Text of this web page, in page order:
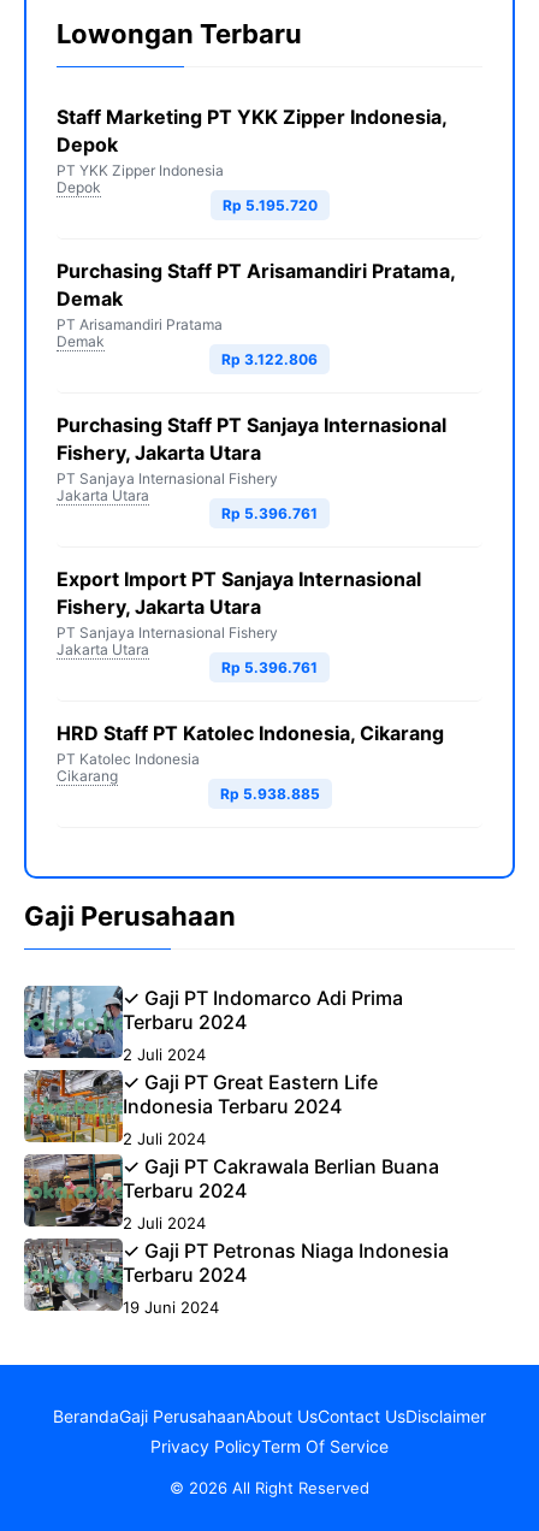
Lowongan Terbaru
Staff Marketing PT YKK Zipper Indonesia,
Depok
PT YKK Zipper Indonesia
Depok
Rp 5.195.720
Purchasing Staff PT Arisamandiri Pratama,
Demak
PT Arisamandiri Pratama
Demak
Rp 3.122.806
Purchasing Staff PT Sanjaya Internasional
Fishery, Jakarta Utara
PT Sanjaya Internasional Fishery
Jakarta Utara
Rp 5.396.761
Export Import PT Sanjaya Internasional
Fishery, Jakarta Utara
PT Sanjaya Internasional Fishery
Jakarta Utara
Rp 5.396.761
HRD Staff PT Katolec Indonesia, Cikarang
PT Katolec Indonesia
Cikarang
Rp 5.938.885
Gaji Perusahaan
✓ Gaji PT Indomarco Adi Prima
Terbaru 2024
2 Juli 2024
✓ Gaji PT Great Eastern Life
Indonesia Terbaru 2024
2 Juli 2024
✓ Gaji PT Cakrawala Berlian Buana
Terbaru 2024
2 Juli 2024
✓ Gaji PT Petronas Niaga Indonesia
Terbaru 2024
19 Juni 2024
BerandaGaji PerusahaanAbout UsContact UsDisclaimer
Privacy PolicyTerm Of Service
© 2026 All Right Reserved